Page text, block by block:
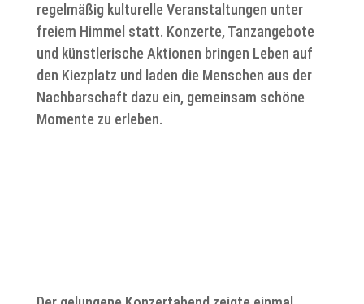
regelmäßig kulturelle Veranstaltungen unter
freiem Himmel statt. Konzerte, Tanzangebote
und künstlerische Aktionen bringen Leben auf
den Kiezplatz und laden die Menschen aus der
Nachbarschaft dazu ein, gemeinsam schöne
Momente zu erleben.